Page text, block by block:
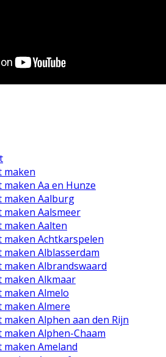
maken
Aa en Hunze
maken Aalburg
maken Aalsmeer
maken Aalten
maken Achtkarspelen
Alblasserdam
maken Albrandswaard
maken Alkmaar
maken Almelo
maken Almere
Alphen aan den Rijn
Alphen-Chaam
Ameland